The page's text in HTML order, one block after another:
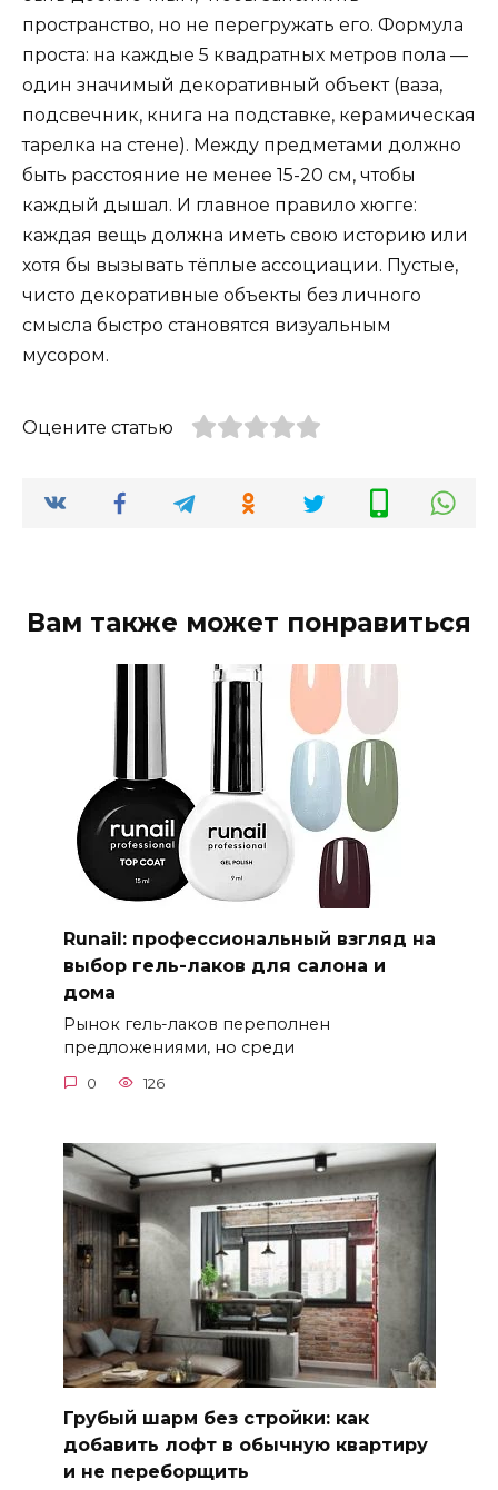
пространство, но не перегружать его. Формула
проста: на каждые 5 квадратных метров пола —
один значимый декоративный объект (ваза,
подсвечник, книга на подставке, керамическая
тарелка на стене). Между предметами должно
быть расстояние не менее 15-20 см, чтобы
каждый дышал. И главное правило хюгге:
каждая вещь должна иметь свою историю или
хотя бы вызывать тёплые ассоциации. Пустые,
чисто декоративные объекты без личного
смысла быстро становятся визуальным
мусором.
Оцените статью
Вам также может понравиться
Runail: профессиональный взгляд на
выбор гель-лаков для салона и
дома
Рынок гель-лаков переполнен
предложениями, но среди
0 126
Грубый шарм без стройки: как
добавить лофт в обычную квартиру
и не переборщить